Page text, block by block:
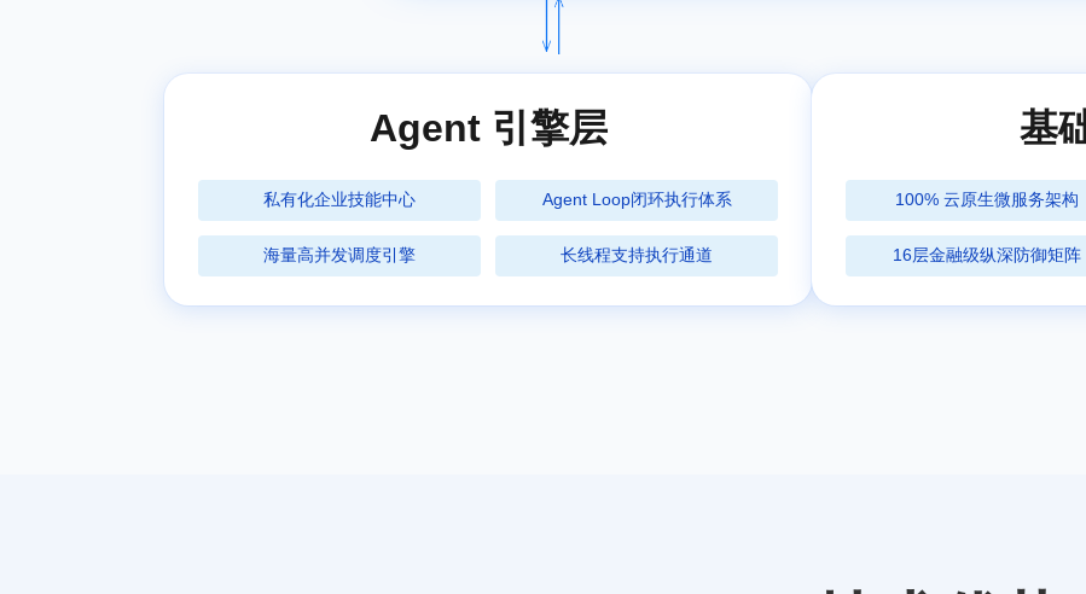
Agent 引擎层
私有化企业技能中心 Agent Loop闭环执行体系
海量高并发调度引擎 长线程支持执行通道
基
100% 云原生微服务架构
16层金融级纵深防御矩阵